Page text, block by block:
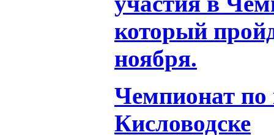
который
ноября.
Чемпионат по
Кисловодске